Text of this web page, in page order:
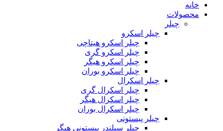
خانه
محصولات
چیلر
چیلر اسکرو
چیلر اسکرو هیتاچی
چیلر اسکرو گری
چیلر اسکرو هیگر
چیلر اسکرو بوران
چیلر اسکرال
چیلر اسکرال گری
چیلر اسکرال هیگر
چیلر اسکرال بوران
چیلر پیستونی
چیلر سیلندر پیستونی هیگر